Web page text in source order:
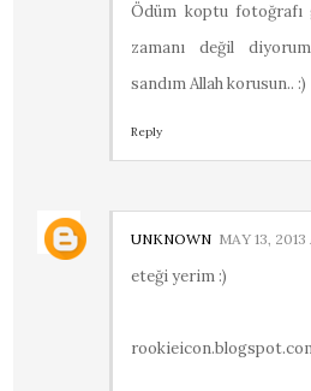
Ödüm koptu fotoğrafı
zamanı değil
sandım Allah korusun.. :)
Reply
UNKNOWN MAY 13,
eteği yerim :)